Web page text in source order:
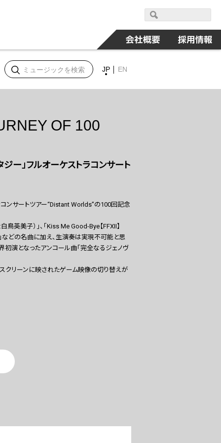
JP EN
OF 100
ー」フルオーケストラコンサート
コンサートツアー“Distant Worlds”の100回記念
英美子）」、「Kiss Me Good-Bye【FFXII】
」などの名曲に加え、生演奏は実現不可能と思
界初演となったアンコール曲「完全なるジェノヴ
クリーンに映されたゲーム映像の切り替えが